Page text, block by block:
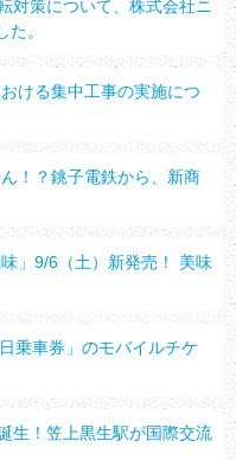
対策について、株式会社ニ
。
ける集中工事の実施につ
！？銚子電鉄から、新商
」9/6（土）新発売！ 美味
乗車券」のモバイルチケ
生！笠上黒生駅が国際交流